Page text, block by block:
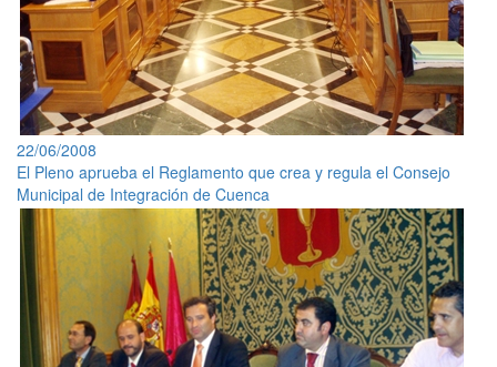
22/06/2008
El Pleno aprueba el Reglamento que crea y regula el Consejo
Municipal de Integración de Cuenca